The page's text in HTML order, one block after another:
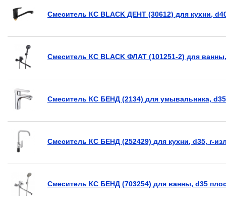
Смеситель КС BLACK ДЕНТ (30612) для кухни,
Смеситель КС BLACK ФЛАТ (101251-2) для
Смеситель КС БЕНД (2134) для умывальника,
Смеситель КС БЕНД (252429) для кухни, d35, r-
Смеситель КС БЕНД (703254) для ванны, d35